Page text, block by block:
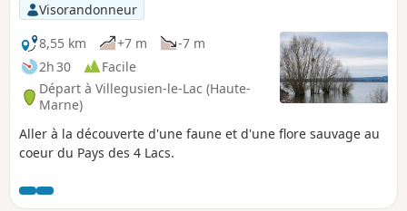
Visorandonneur
8,55 km
+7 m
-7 m
2h 30
Facile
Départ à Villegusien-le-Lac (Haute-
Marne)
Aller à la découverte d'une faune et d'une flore sauvage au
coeur du Pays des 4 Lacs.